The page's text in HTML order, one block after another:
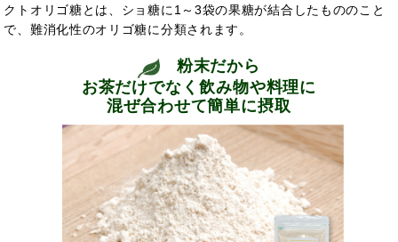
クトオリゴ糖とは、ショ糖に1～3袋の果糖が結合したもののこと
で、難消化性のオリゴ糖に分類されます。
粉末だから
お茶だけでなく飲み物や料理に
混ぜ合わせて簡単に摂取